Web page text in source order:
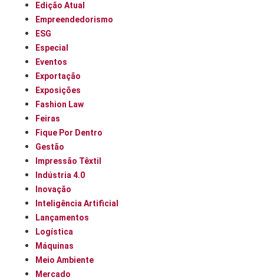
Edição Atual
Empreendedorismo
ESG
Especial
Eventos
Exportação
Exposições
Fashion Law
Feiras
Fique Por Dentro
Gestão
Impressão Têxtil
Indústria 4.0
Inovação
Inteligência Artificial
Lançamentos
Logística
Máquinas
Meio Ambiente
Mercado